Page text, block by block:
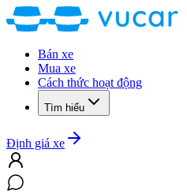
Bán xe
Mua xe
Cách thức hoạt động
Tìm hiểu
Định giá xe